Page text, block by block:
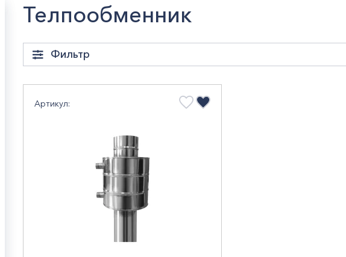
Гарантия
доставка
Телпообменник
Фильтр
Диаметр, мм
СтранаПроисхождения
Показать результаты
Артикул: